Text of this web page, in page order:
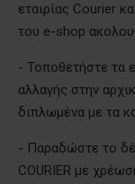
εταιρίας Courier
του e-shop
- Τοποθετήστε τα
αλλαγής στην
διπλωμένα με τα
- Παραδώστε το
COURIER με